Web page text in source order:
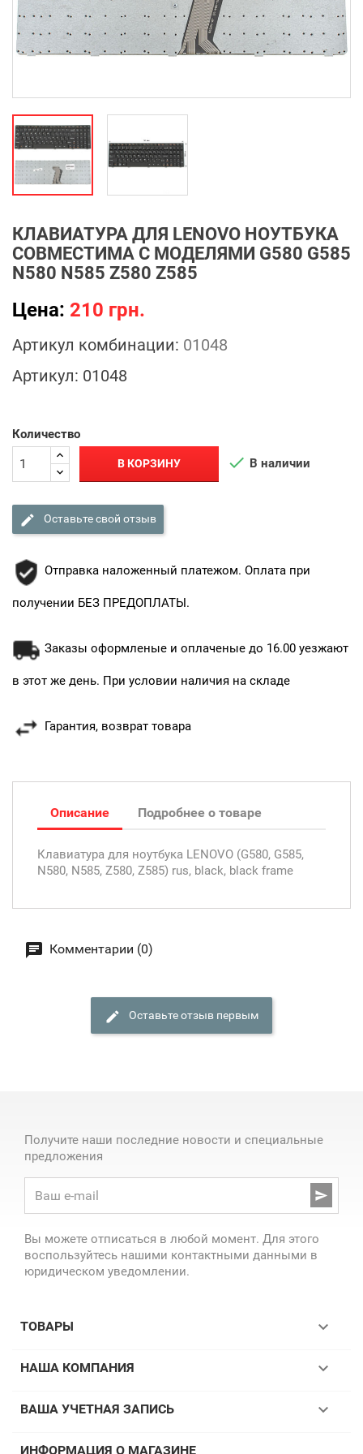
КЛАВИАТУРА ДЛЯ LENOVO НОУТБУКА
СОВМЕСТИМА С МОДЕЛЯМИ G580 G585
N580 N585 Z580 Z585
Цена: 210 грн.
Артикул комбинации: 01048
Артикул: 01048
Количество
В КОРЗИНУ  В наличии
Оставьте свой отзыв
Отправка наложенный платежом. Оплата при
получении БЕЗ ПРЕДОПЛАТЫ.
Заказы оформленые и оплаченые до 16.00 уезжают
в этот же день. При условии наличия на складе
Гарантия, возврат товара
Описание Подробнее о товаре
Клавиатура для ноутбука LENOVO (G580, G585,
N580, N585, Z580, Z585) rus, black, black frame
Комментарии (0)
Оставьте отзыв первым
Получите наши последние новости и специальные
предложения

Вы можете отписаться в любой момент. Для этого
воспользуйтесь нашими контактными данными в
юридическом уведомлении.
ТОВАРЫ 
НАША КОМПАНИЯ 
ВАША УЧЕТНАЯ ЗАПИСЬ 
ИНФОРМАЦИЯ О МАГАЗИНЕ